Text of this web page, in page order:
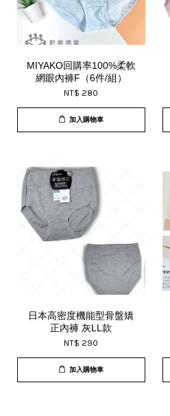
MIYAKO回購率100%柔軟
網眼內褲F（6件/組）
NT$ 280
加入購物車
日本高密度機能型骨盤矯
正內褲 灰LL款
NT$ 290
加入購物車